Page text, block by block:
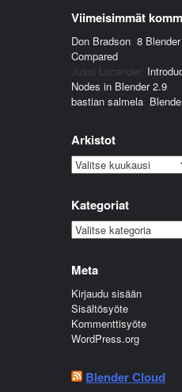
Viimeisimmät
Don Bradson: 8
Compared
Jussi Lucander:
Nodes in Blender 2.9
bastian salmela:
Arkistot
Arkistot
Kategoriat
Kategoriat
Meta
Kirjaudu sisään
Sisältösyöte
Kommenttisyöte
WordPress.org
Blender Cloud